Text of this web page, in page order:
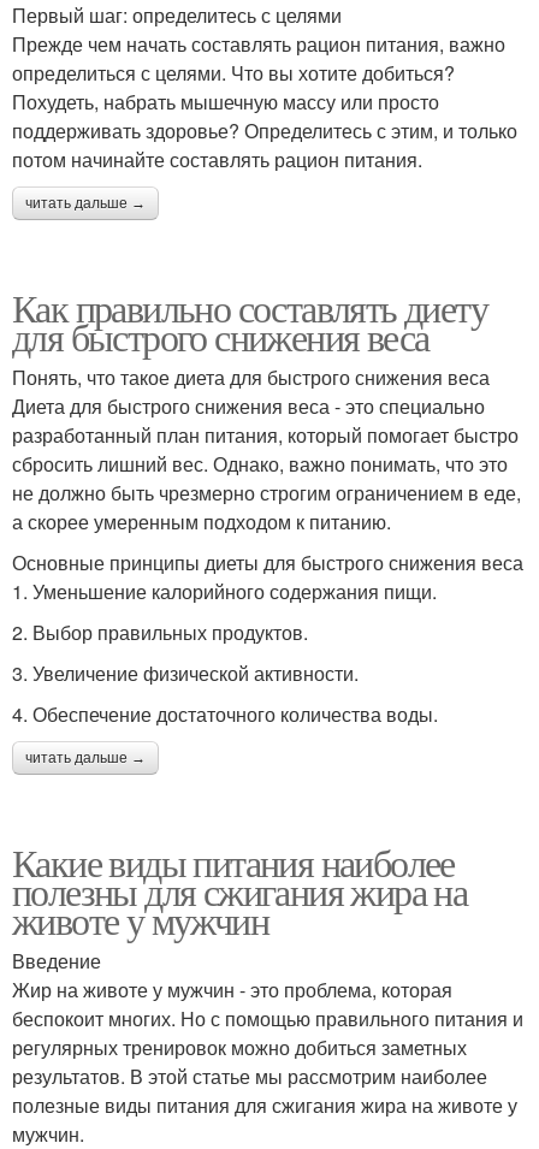
Первый шаг: определитесь с целями
Прежде чем начать составлять рацион питания, важно
определиться с целями. Что вы хотите добиться?
Похудеть, набрать мышечную массу или просто
поддерживать здоровье? Определитесь с этим, и только
потом начинайте составлять рацион питания.
читать дальше →
Как правильно составлять диету
для быстрого снижения веса
Понять, что такое диета для быстрого снижения веса
Диета для быстрого снижения веса - это специально
разработанный план питания, который помогает быстро
сбросить лишний вес. Однако, важно понимать, что это
не должно быть чрезмерно строгим ограничением в еде,
а скорее умеренным подходом к питанию.
Основные принципы диеты для быстрого снижения веса
1. Уменьшение калорийного содержания пищи.
2. Выбор правильных продуктов.
3. Увеличение физической активности.
4. Обеспечение достаточного количества воды.
читать дальше →
Какие виды питания наиболее
полезны для сжигания жира на
животе у мужчин
Введение
Жир на животе у мужчин - это проблема, которая
беспокоит многих. Но с помощью правильного питания и
регулярных тренировок можно добиться заметных
результатов. В этой статье мы рассмотрим наиболее
полезные виды питания для сжигания жира на животе у
мужчин.